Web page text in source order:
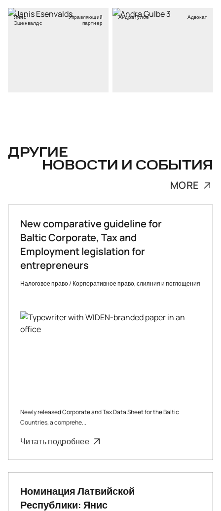
Янис
Эшенвалдс
Управляющий
партнер
Андра Гулбе Адвокат
ДРУГИЕ
НОВОСТИ И СОБЫТИЯ
MORE
New comparative guideline for
Baltic Corporate, Tax and
Employment legislation for
entrepreneurs
Налоговое право/ Корпоративное право, слияния и поглощения
Newly released Corporate and Tax Data Sheet for the Baltic
Countries, a comprehe...
Читать подробнее
Номинация Латвийской
Республики: Янис